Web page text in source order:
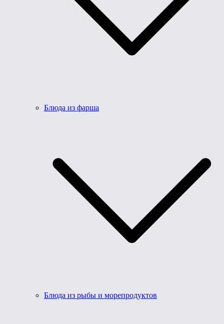
Блюда из фарша
Блюда из рыбы и морепродуктов